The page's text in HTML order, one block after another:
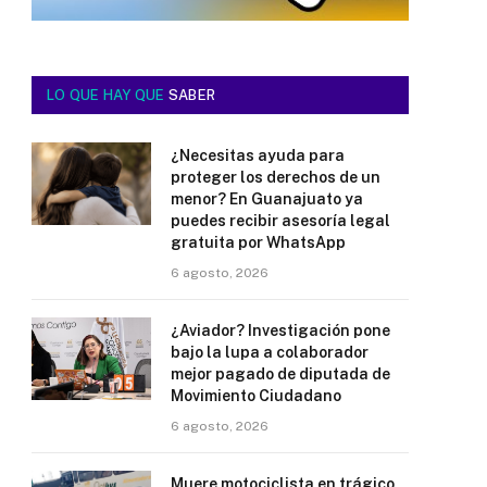
LO QUE HAY QUE SABER
¿Necesitas ayuda para
proteger los derechos de un
menor? En Guanajuato ya
puedes recibir asesoría legal
gratuita por WhatsApp
6 agosto, 2026
¿Aviador? Investigación pone
bajo la lupa a colaborador
mejor pagado de diputada de
Movimiento Ciudadano
6 agosto, 2026